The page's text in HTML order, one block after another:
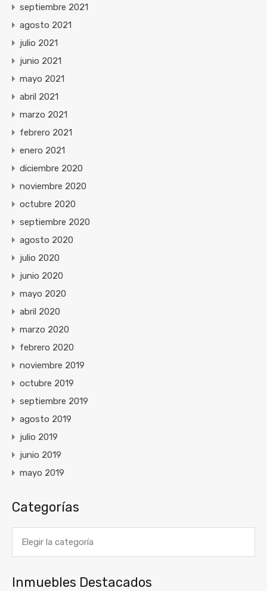
septiembre 2021
agosto 2021
julio 2021
junio 2021
mayo 2021
abril 2021
marzo 2021
febrero 2021
enero 2021
diciembre 2020
noviembre 2020
octubre 2020
septiembre 2020
agosto 2020
julio 2020
junio 2020
mayo 2020
abril 2020
marzo 2020
febrero 2020
noviembre 2019
octubre 2019
septiembre 2019
agosto 2019
julio 2019
junio 2019
mayo 2019
Categorías
Inmuebles Destacados